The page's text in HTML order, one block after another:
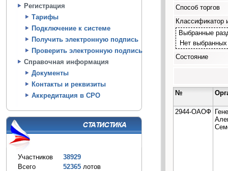
Регистрация
Тарифы
Подключение к системе
Получить электронную подпись
Проверить электронную подпись
Справочная информация
Документы
Контакты и реквизиты
Аккредитация в СРО
Участников
38929
Всего
52365 лотов
Способ торгов
Классификатор
Выбранные
Нет
Состояние
№
2944-ОАОФ